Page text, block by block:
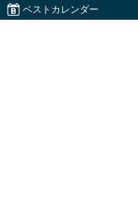
ベストカレンダー